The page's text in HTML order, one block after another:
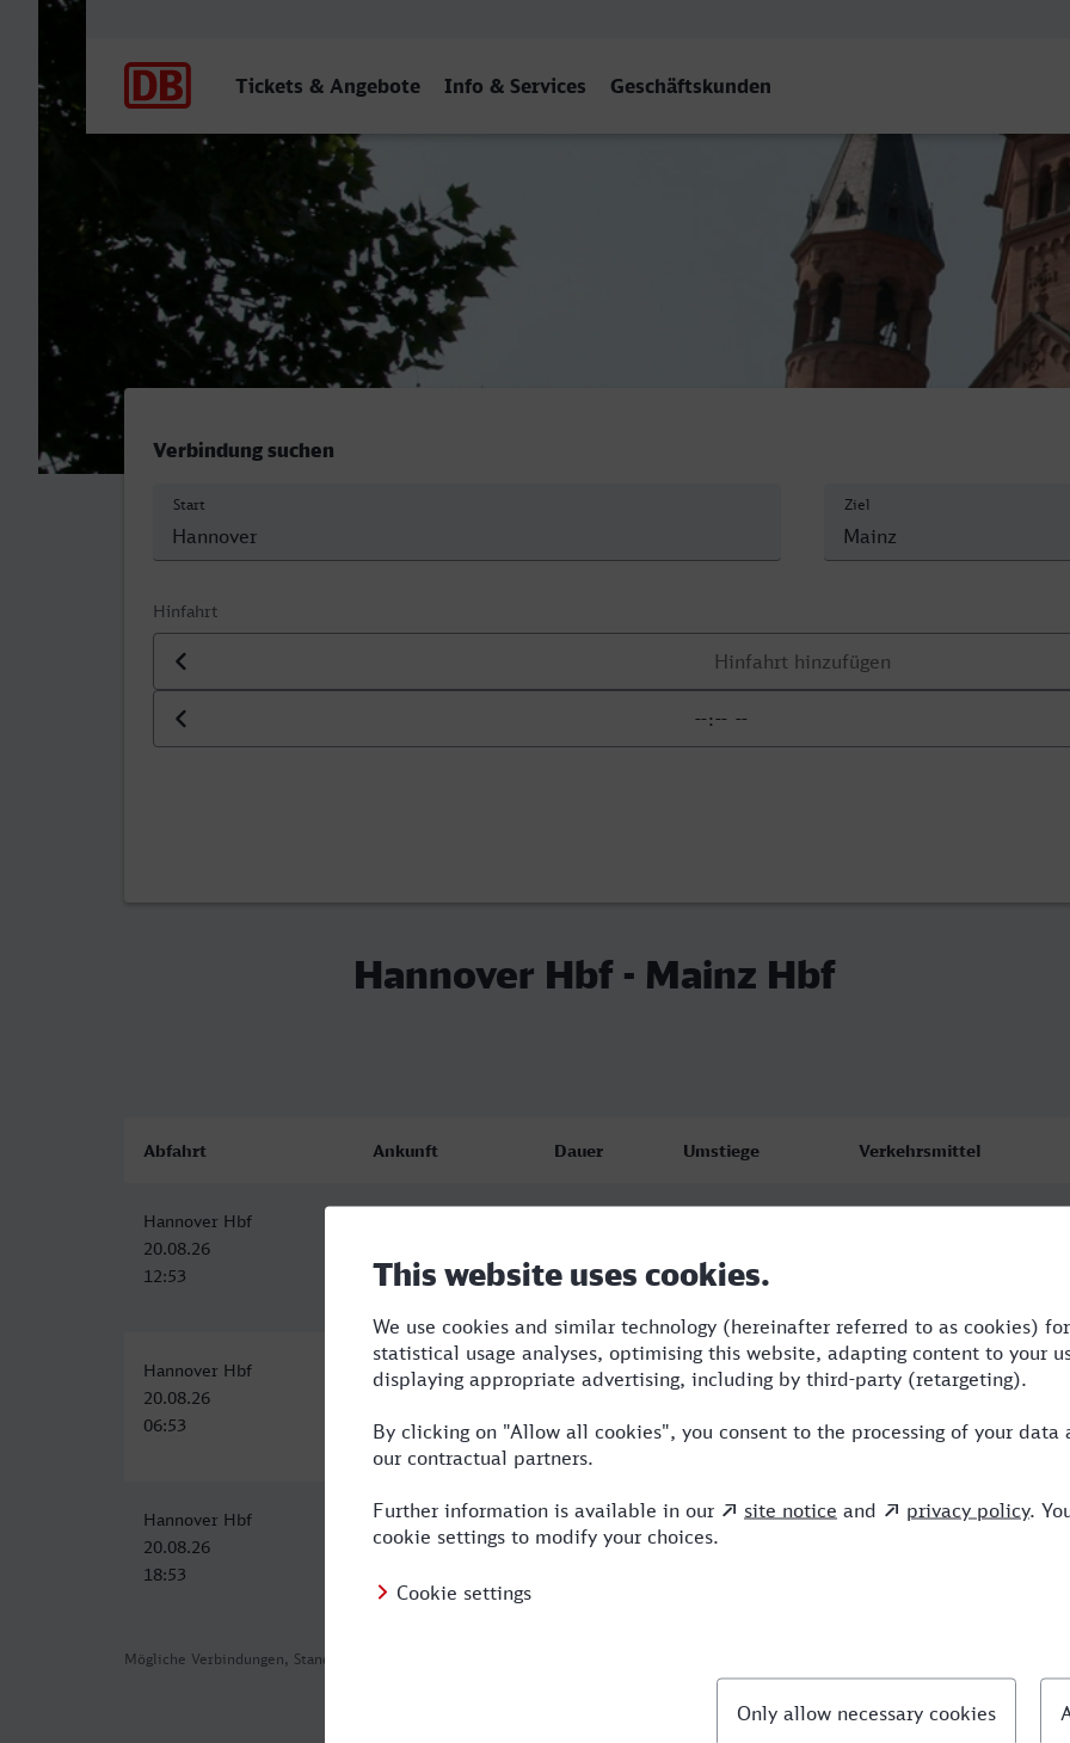
Tickets & Angebote Info & Services Geschäftskunden
Hannover Hbf - Mainz Hbf
Verbindung suchen
Start Ziel
Hinfahrt
Datum der Hinfahrt
Uhrzeit der Hinfahrt
Hannover Hbf - Mainz Hbf
Mögliche Verbindungen, Stand: 2026-08-06 01:49
Abfahrt Ankunft Dauer Umstiege Verkehrsmittel
Hannover Hbf
20.08.26
12:53
15:58
Hannover Hbf
20.08.26
06:53
Mainz Hbf
10:11
3:18 VLX,ICE
Hannover Hbf
20.08.26
18:53
Mainz Hbf
20.08.26
3:20 1 ICE,VIA